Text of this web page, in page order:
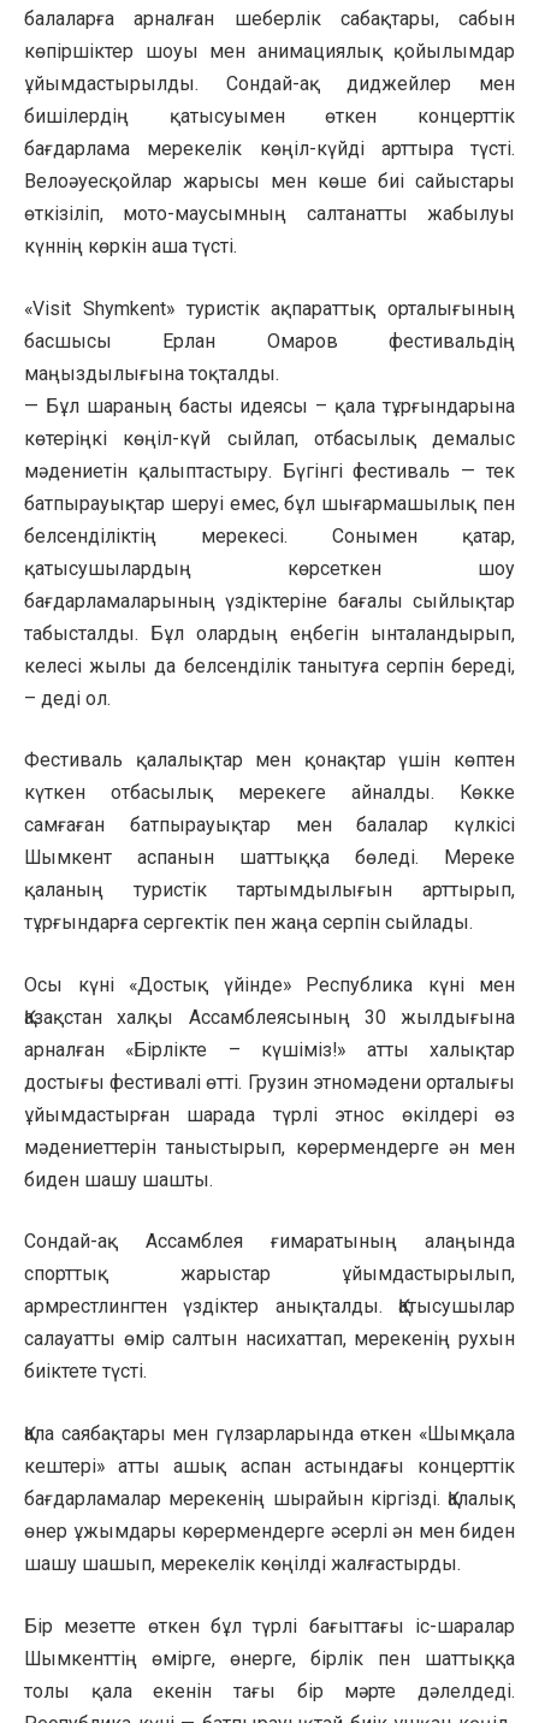
балаларға арналған шеберлік сабақтары, сабын
көпіршіктер шоуы мен анимациялық қойылымдар
ұйымдастырылды. Сондай-ақ диджейлер мен
бишілердің қатысуымен өткен концерттік
бағдарлама мерекелік көңіл-күйді арттыра түсті.
Велоәуесқойлар жарысы мен көше биі сайыстары
өткізіліп, мото-маусымның салтанатты жабылуы
күннің көркін аша түсті.
«Visit Shymkent» туристік ақпараттық орталығының
басшысы Ерлан Омаров фестивальдің
маңыздылығына тоқталды.
— Бұл шараның басты идеясы – қала тұрғындарына
көтеріңкі көңіл-күй сыйлап, отбасылық демалыс
мәдениетін қалыптастыру. Бүгінгі фестиваль — тек
батпырауықтар шеруі емес, бұл шығармашылық пен
белсенділіктің мерекесі. Сонымен қатар,
қатысушылардың көрсеткен шоу
бағдарламаларының үздіктеріне бағалы сыйлықтар
табысталды. Бұл олардың еңбегін ынталандырып,
келесі жылы да белсенділік танытуға серпін береді,
– деді ол.
Фестиваль қалалықтар мен қонақтар үшін көптен
күткен отбасылық мерекеге айналды. Көкке
самғаған батпырауықтар мен балалар күлкісі
Шымкент аспанын шаттыққа бөледі. Мереке
қаланың туристік тартымдылығын арттырып,
тұрғындарға сергектік пен жаңа серпін сыйлады.
Осы күні «Достық үйінде» Республика күні мен
Қазақстан халқы Ассамблеясының 30 жылдығына
арналған «Бірлікте – күшіміз!» атты халықтар
достығы фестивалі өтті. Грузин этномәдени орталығы
ұйымдастырған шарада түрлі этнос өкілдері өз
мәдениеттерін таныстырып, көрермендерге ән мен
биден шашу шашты.
Сондай-ақ Ассамблея ғимаратының алаңында
спорттық жарыстар ұйымдастырылып,
армрестлингтен үздіктер анықталды. Қатысушылар
салауатты өмір салтын насихаттап, мерекенің рухын
биіктете түсті.
Қала саябақтары мен гүлзарларында өткен «Шымқала
кештері» атты ашық аспан астындағы концерттік
бағдарламалар мерекенің шырайын кіргізді. Қалалық
өнер ұжымдары көрермендерге әсерлі ән мен биден
шашу шашып, мерекелік көңілді жалғастырды.
Бір мезетте өткен бұл түрлі бағыттағы іс-шаралар
Шымкенттің өмірге, өнерге, бірлік пен шаттыққа
толы қала екенін тағы бір мәрте дәлелдеді.